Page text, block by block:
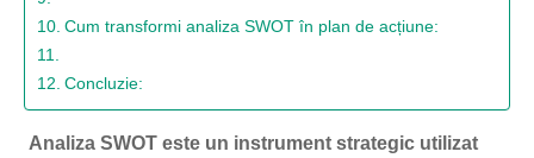
Cum transformi analiza SWOT în plan de acțiune:
Concluzie:
Analiza SWOT este un instrument strategic utilizat